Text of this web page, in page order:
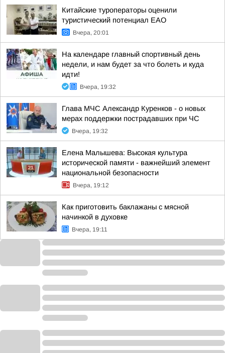
Китайские туроператоры оценили
туристический потенциал ЕАО
Вчера, 20:01
На календаре главный спортивный день
недели, и нам будет за что болеть и куда
идти!
Вчера, 19:32
Глава МЧС Александр Куренков - о новых
мерах поддержки пострадавших при ЧС
Вчера, 19:32
Елена Малышева: Высокая культура
исторической памяти - важнейший элемент
национальной безопасности
Вчера, 19:12
Как приготовить баклажаны с мясной
начинкой в духовке
Вчера, 19:11